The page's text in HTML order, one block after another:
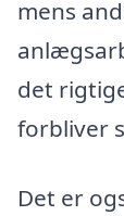
mens
det
forbliver
Det er